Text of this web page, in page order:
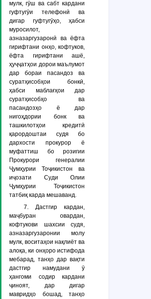
мулк, гӯш ва сабт кардани
гуфтугӯи телефонӣ ва
дигар гуфтугӯҳо, ҳабси
муросилот,
азназаргузаронӣ ва ёфта
гирифтани онҳо, кофтуков,
ёфта гирифтани ашё,
ҳуҷҷатҳои дорои маълумот
дар бораи пасандоз ва
суратҳисобҳои бонкӣ,
ҳабси маблағҳои дар
суратҳисобҳо ва
пасандозҳо ё дар
нигоҳдории бонк ва
ташкилотҳои кредитӣ
қарордоштаи судя бо
дархости прокурор ё
муфаттиш бо розигии
Прокурори генералии
Ҷумҳурии Тоҷикистон ва
иҷозати Суди Олии
Ҷумҳурии Тоҷикистон
татбиқ карда мешаванд.
7. Дастгир кардан,
маҷбуран овардан,
кофтукови шахсии судя,
азназаргузаронии молу
мулк, воситаҳои нақлиёт ва
алоқа, ки онҳоро истифода
мебарад, танҳо дар вақти
дастгир намудани ӯ
ҳангоми содир кардани
ҷиноят, дар дигар
мавридҳо бошад, танҳо